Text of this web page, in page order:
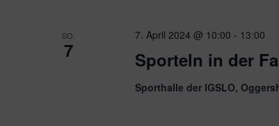
SO.
7 Sporteln in der
7. April 2024 @ 10:00 - 13:00
Sporthalle der IGSLO,